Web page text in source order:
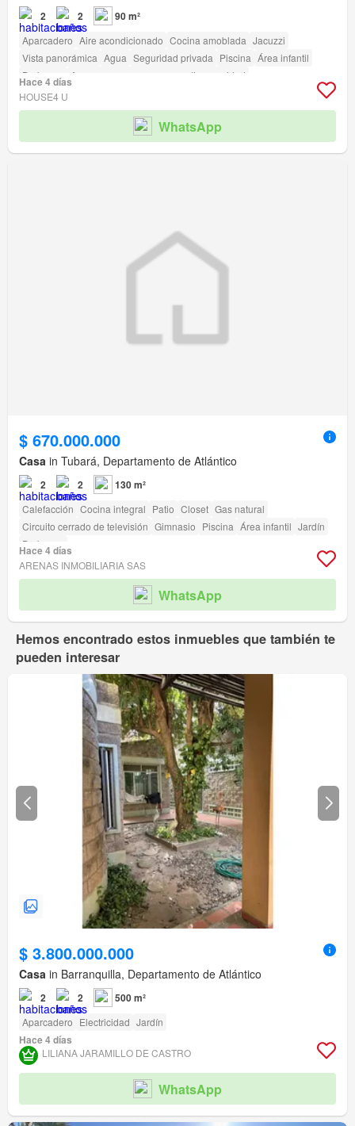
2 2 90 m²
Aparcadero Aire acondicionado Cocina amoblada Jacuzzi
Vista panorámica Agua Seguridad privada Piscina Área infantil
Barbecue
Acceso para personas con discapacidad
Hace 4 días
HOUSE4 U
WhatsApp
$ 670.000.000
Casa in Tubará, Departamento de Atlántico
2 2 130 m²
Calefacción Cocina integral Patio Closet Gas natural
Circuito cerrado de televisión Gimnasio Piscina Área infantil Jardín
Barbecue
Hace 4 días
ARENAS INMOBILIARIA SAS
WhatsApp
Hemos encontrado estos inmuebles que también te
pueden interesar
$ 3.800.000.000
Casa in Barranquilla, Departamento de Atlántico
2 2 500 m²
Aparcadero Electricidad Jardín
Hace 4 días
LILIANA JARAMILLO DE CASTRO
WhatsApp